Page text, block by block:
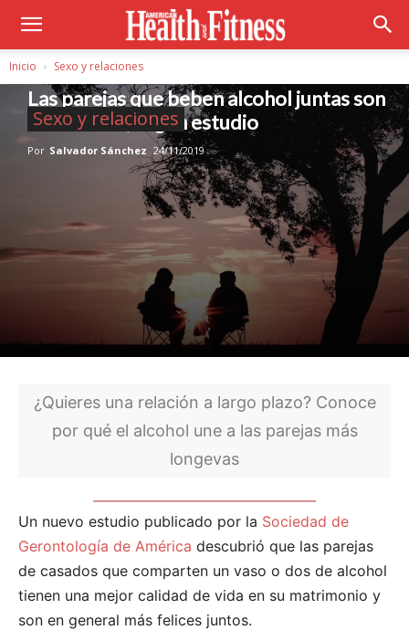
Inicio Sexo y relaciones
Sexo y relaciones
Las parejas que beben alcohol juntas son
más felices, según estudio
Por Salvador Sánchez 24/11/2019
¿Quieres una relación a largo plazo? Conoce
por qué el alcohol une a las parejas más
longevas
Un nuevo estudio publicado por la Sociedad de
Gerontología de América descubrió que las parejas
de casados que comparten un vaso o dos de alcohol
tienen una mejor calidad de vida en su matrimonio y
son en general más felices juntos.